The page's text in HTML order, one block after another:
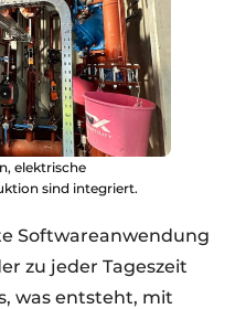
elektrische
sind integriert.
Softwareanwendung
zu jeder Tageszeit
was entsteht, mit